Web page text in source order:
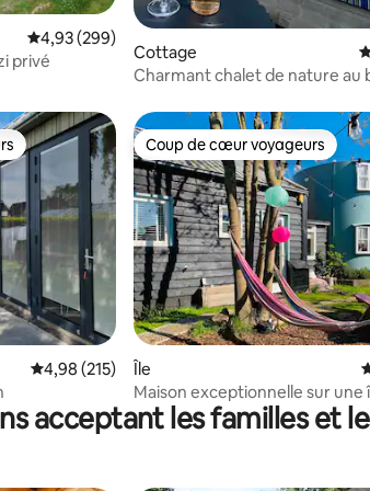
Évaluation moyenne sur la base de 299
4,93 (299)
privé
Cottage
Charmant chalet de nature au
: 4,83 sur 5
les plus appréciés
Évaluation moyenne sur la base de 215
4,98 (215)
Coup de cœur voyageurs
Coup de cœur voyageurs
Île
Maison exceptionnelle sur une
d'Amsterdam
acceptant les familles et